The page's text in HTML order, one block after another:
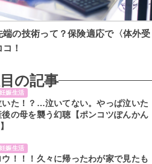
端の技術って？保険適応で〈体外受
！
の記事
妊娠生活
いた！？…泣いてない。やっぱ泣いた
後の母を襲う幻聴【ポンコツぽんかん
妊娠生活
！！！久々に帰ったわが家で見たも